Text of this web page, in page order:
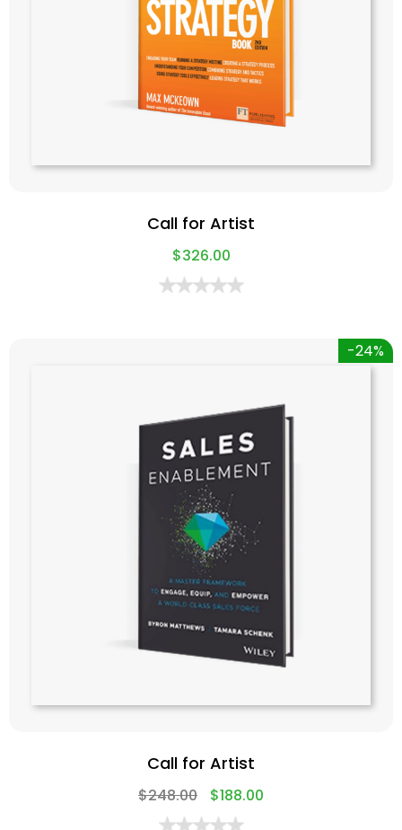
Call for Artist
$326.00
-24%
Call for Artist
$248.00 $188.00